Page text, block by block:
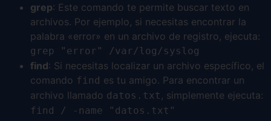
grep: Este comando te permite buscar texto en
archivos. Por ejemplo, si necesitas encontrar la
palabra «error» en un archivo de registro, ejecuta:
grep "error" /var/log/syslog
find: Si necesitas localizar un archivo específico, el
comando find es tu amigo. Para encontrar un
archivo llamado datos.txt , simplemente ejecuta:
find / -name "datos.txt"